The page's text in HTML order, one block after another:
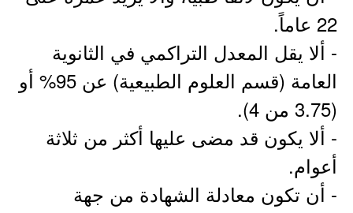
22 عاماً.
- ألا يقل المعدل التراكمي في الثانوية
العامة (قسم العلوم الطبيعية) عن 95% أو
(3.75 من 4).
- ألا يكون قد مضى عليها أكثر من ثلاثة
أعوام.
- أن تكون معادلة الشهادة من جهة